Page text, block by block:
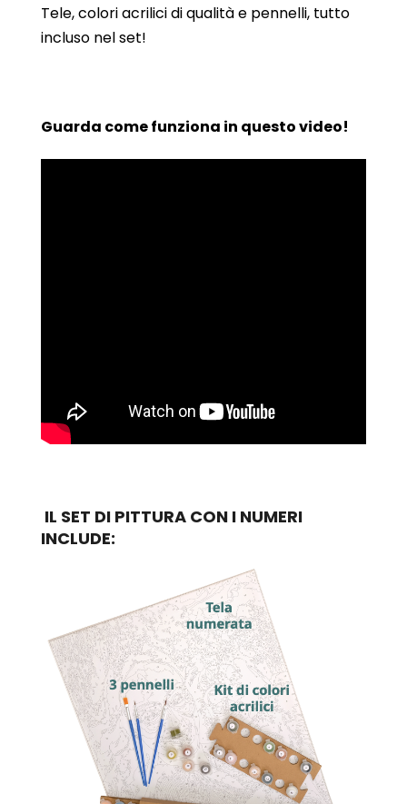
Tele, colori acrilici di qualità e pennelli, tutto
incluso nel set!
Guarda come funziona in questo video!
IL SET DI PITTURA CON I NUMERI
INCLUDE: